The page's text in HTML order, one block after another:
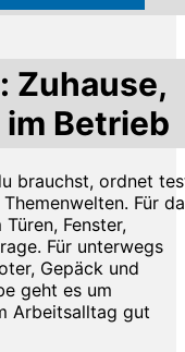
Zuhause,
Betrieb
brauchst, ordnet
Für
Fenster,
Für unterwegs
Gepäck und
geht es um
Arbeitsalltag gut